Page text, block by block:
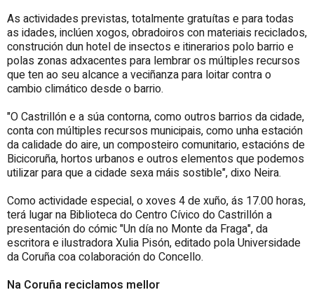
As actividades previstas, totalmente gratuítas e para todas
as idades, inclúen xogos, obradoiros con materiais reciclados,
construción dun hotel de insectos e itinerarios polo barrio e
polas zonas adxacentes para lembrar os múltiples recursos
que ten ao seu alcance a veciñanza para loitar contra o
cambio climático desde o barrio.
"O Castrillón e a súa contorna, como outros barrios da cidade,
conta con múltiples recursos municipais, como unha estación
da calidade do aire, un composteiro comunitario, estacións de
Bicicoruña, hortos urbanos e outros elementos que podemos
utilizar para que a cidade sexa máis sostible", dixo Neira.
Como actividade especial, o xoves 4 de xuño, ás 17.00 horas,
terá lugar na Biblioteca do Centro Cívico do Castrillón a
presentación do cómic "Un día no Monte da Fraga", da
escritora e ilustradora Xulia Pisón, editado pola Universidade
da Coruña coa colaboración do Concello.
Na Coruña reciclamos mellor